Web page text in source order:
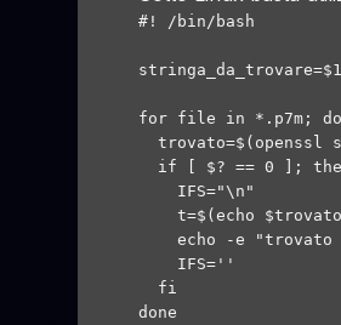
#! /bin/bash
for file in *.p7m; do
trovato=$(openssl
if [ $? == 0 ];
    IFS="\n"
t=$(echo
echo -e "trovato
    IFS=''
  fi
done